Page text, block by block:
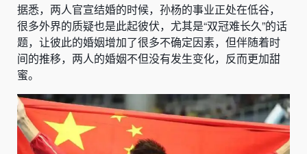
据悉，两人官宣结婚的时候，孙杨的事业正处在低谷，
很多外界的质疑也是此起彼伏，尤其是“双冠难长久”的话
题，让彼此的婚姻增加了很多不确定因素，但伴随着时
间的推移，两人的婚姻不但没有发生变化，反而更加甜
蜜。